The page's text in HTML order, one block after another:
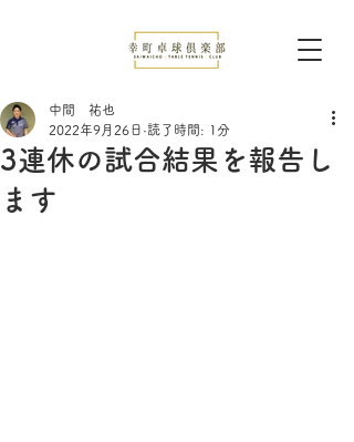
3連休の試合結果を報告し
ます
中間 祐也
2022年9月26日 読了時間: 1分